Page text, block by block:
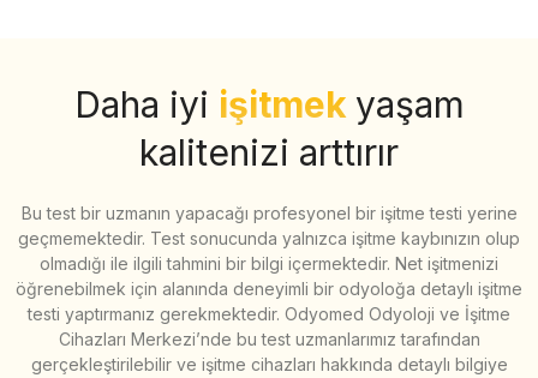
Daha iyi işitmek yaşam
kalitenizi arttırır
Bu test bir uzmanın yapacağı profesyonel bir işitme testi yerine
geçmemektedir. Test sonucunda yalnızca işitme kaybınızın olup
olmadığı ile ilgili tahmini bir bilgi içermektedir. Net işitmenizi
öğrenebilmek için alanında deneyimli bir odyoloğa detaylı işitme
testi yaptırmanız gerekmektedir. Odyomed Odyoloji ve İşitme
Cihazları Merkezi’nde bu test uzmanlarımız tarafından
gerçekleştirilebilir ve işitme cihazları hakkında detaylı bilgiye